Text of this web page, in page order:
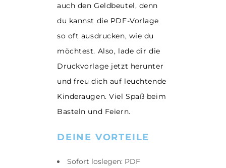
auch den Geldbeutel, denn
du kannst die PDF-Vorlage
so oft ausdrucken, wie du
möchtest. Also, lade dir die
Druckvorlage jetzt herunter
und freu dich auf leuchtende
Kinderaugen. Viel Spaß beim
Basteln und Feiern.
DEINE VORTEILE
Sofort loslegen: PDF